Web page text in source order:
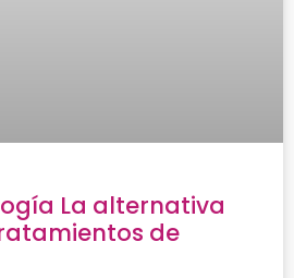
La alternativa
de